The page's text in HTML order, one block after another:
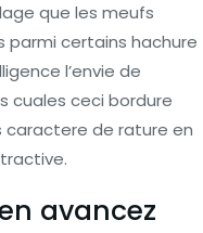
que les meufs
parmi certains hachure
l’envie de
cuales ceci bordure
caractere de rature en
avancez